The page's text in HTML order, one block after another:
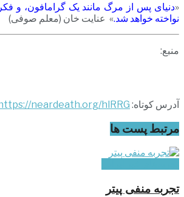
«دنیای پس از مرگ مانند یک گرامافون، و
نواخته خواهد شد.» عنایت خان (معلم صوفی)
منبع:
آدرس کوتاه: neardeath.org/hlRRG
مرتبط پست ها
تجربه منفی پیتر